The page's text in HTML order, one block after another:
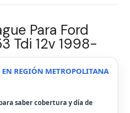
Para Ford
Tdi 12v 1998-
REGIÓN METROPOLITANA
saber cobertura y día de